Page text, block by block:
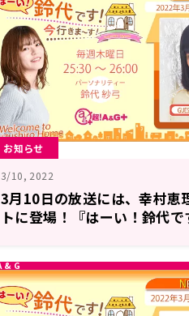
お知らせ
3/10, 2022
3月10日の放送には、幸村恵
トに登場！『はーい！鈴代で